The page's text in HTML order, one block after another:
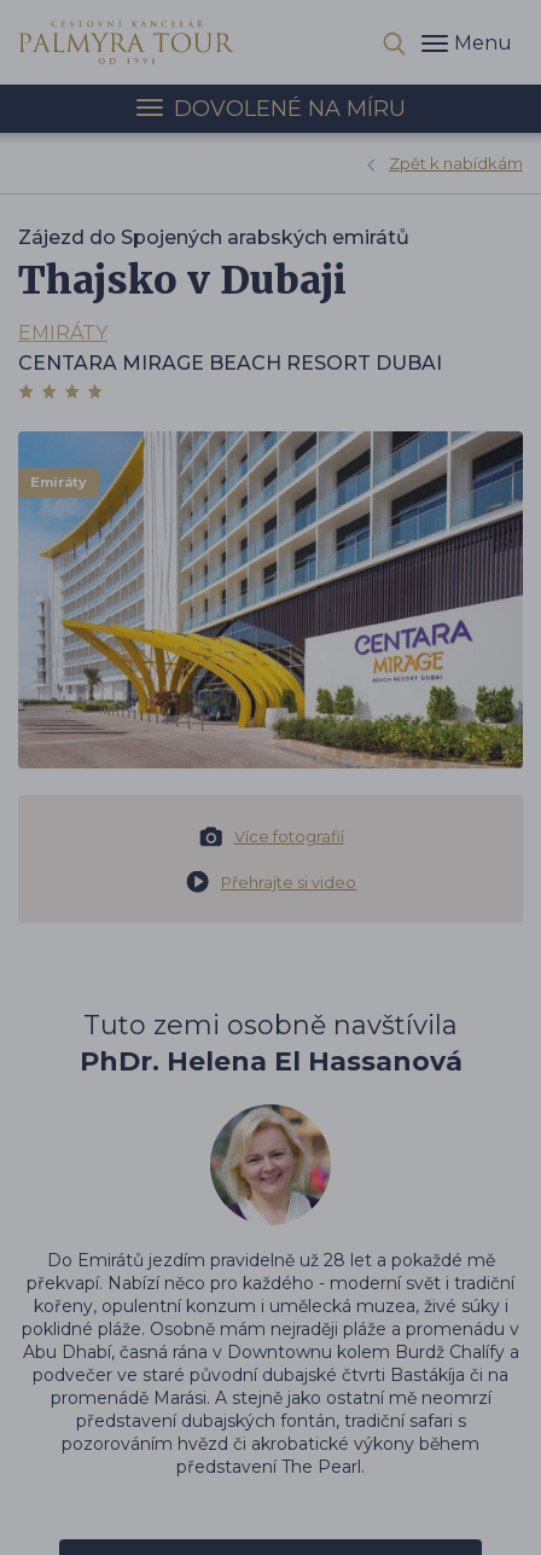
Menu
DOVOLENÉ NA MÍRU
Zpět k nabídkám
Zájezd do Spojených arabských emirátů
Thajsko v Dubaji
EMIRÁTY
CENTARA MIRAGE BEACH RESORT DUBAI
Emiráty
Více fotografií
Přehrajte si video
Tuto zemi osobně navštívila
PhDr. Helena El Hassanová
Do Emirátů jezdím pravidelně už 28 let a pokaždé mě
překvapí. Nabízí něco pro každého - moderní svět i tradiční
kořeny, opulentní konzum i umělecká muzea, živé súky i
poklidné pláže. Osobně mám nejraději pláže a promenádu v
Abu Dhabí, časná rána v Downtownu kolem Burdž Chalífy a
podvečer ve staré původní dubajské čtvrti Bastákíja či na
promenádě Marási. A stejně jako ostatní mě neomrzí
představení dubajských fontán, tradiční safari s
pozorováním hvězd či akrobatické výkony během
představení The Pearl.